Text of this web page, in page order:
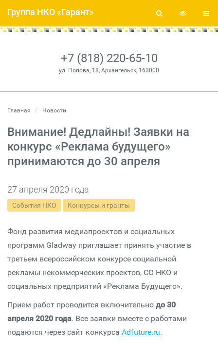
+7 (818) 220-65-10
ул. Попова, 18, Архангельск, 163000
Группа НКО «Гарант»
Главная Новости
Внимание! Дедлайны! Заявки на
конкурс «Реклама будущего»
принимаются до 30 апреля
27 апреля 2020 года
События НКО Конкурсы и гранты
Фонд развития медиапроектов и социальных
программ Gladway приглашает принять участие в
третьем всероссийском конкурсе социальной
рекламы некоммерческих проектов, СО НКО и
социальных предприятий «Реклама Будущего».
Прием работ проводится включительно до 30
апреля 2020 года. Все заявки вместе с работами
подаются через сайт конкурса Adfuture.ru.